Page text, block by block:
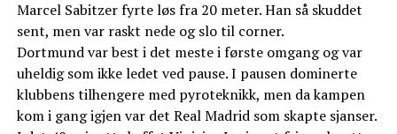
Marcel Sabitzer fyrte løs fra 20 meter. Han så skuddet
sent, men var raskt nede og slo til corner.
Dortmund var best i det meste i første omgang og var
uheldig som ikke ledet ved pause. I pausen dominerte
klubbens tilhengere med pyroteknikk, men da kampen
kom i gang igjen var det Real Madrid som skapte sjanser.